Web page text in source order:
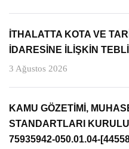
İTHALATTA KOTA VE
İDARESİNE İLİŞKİN
3 Ağustos 2026
KAMU GÖZETİMİ,
STANDARTLARI
75935942-050.01.04-